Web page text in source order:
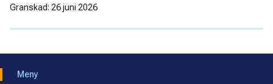
Granskad: 26 juni 2026
Meny